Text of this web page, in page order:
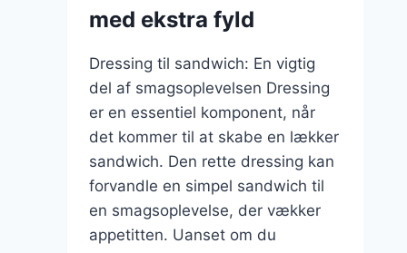
med ekstra fyld
Dressing til sandwich: En vigtig
del af smagsoplevelsen Dressing
er en essentiel komponent, når
det kommer til at skabe en lækker
sandwich. Den rette dressing kan
forvandle en simpel sandwich til
en smagsoplevelse, der vækker
appetitten. Uanset om du